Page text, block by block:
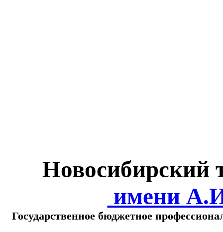
Новосибирский
имени
Государственное бюджетное